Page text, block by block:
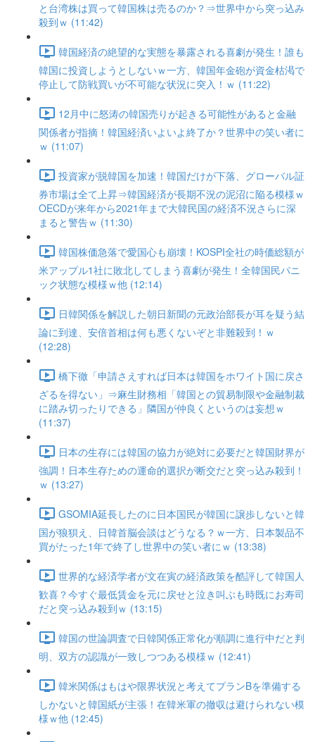
と台湾株は買って韓国株は売るのか？⇒世界中から突っ込み
殺到ｗ (11:42)
韓国経済の絶望的な実態を暴露される喜劇が発生！誰も
韓国に投資しようとしないｗ一方、韓国年金砲が資金枯渇で
停止して防戦買いが不可能な状況に突入！ｗ (11:22)
12月中に怒涛の韓国売りが起きる可能性があると金融
関係者が指摘！韓国経済いよいよ終了か？世界中の笑い者に
ｗ (11:07)
投資家が脱韓国を加速！韓国だけが下落、グローバル証
券市場は全て上昇⇒韓国経済が長期不況の泥沼に陥る模様ｗ
OECDが来年から2021年まで大韓民国の経済不況さらに深
まると警告ｗ (11:30)
韓国株価急落で愛国心も崩壊！KOSPI全社の時価総額が
米アップル1社に敗北してしまう喜劇が発生！全韓国民パニ
ック状態な模様ｗ他 (12:14)
日韓関係を解説した朝日新聞の元政治部長が耳を疑う結
論に到達、安倍首相は何も悪くないぞと非難殺到！ｗ
(12:28)
橋下徹「申請さえすれば日本は韓国をホワイト国に戻さ
ざるを得ない」⇒麻生財務相「韓国との貿易制限や金融制裁
に踏み切ったりできる」隣国が仲良くというのは妄想ｗ
(11:37)
日本の生存には韓国の協力が絶対に必要だと韓国財界が
強調！日本生存ための運命的選択が断交だと突っ込み殺到！
ｗ (13:27)
GSOMIA延長したのに日本国民が韓国に譲歩しないと韓
国が狼狽え、日韓首脳会談はどうなる？ｗ一方、日本製品不
買がたった1年で終了し世界中の笑い者にｗ (13:38)
世界的な経済学者が文在寅の経済政策を酷評して韓国人
歓喜？今すぐ最低賃金を元に戻せと泣き叫ぶも時既にお寿司
だと突っ込み殺到ｗ (13:15)
韓国の世論調査で日韓関係正常化が順調に進行中だと判
明、双方の認識が一致しつつある模様ｗ (12:41)
韓米関係はもはや限界状況と考えてプランBを準備する
しかないと韓国紙が主張！在韓米軍の撤収は避けられない模
様ｗ他 (12:45)